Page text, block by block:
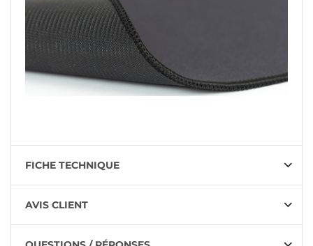
FICHE TECHNIQUE
AVIS CLIENT